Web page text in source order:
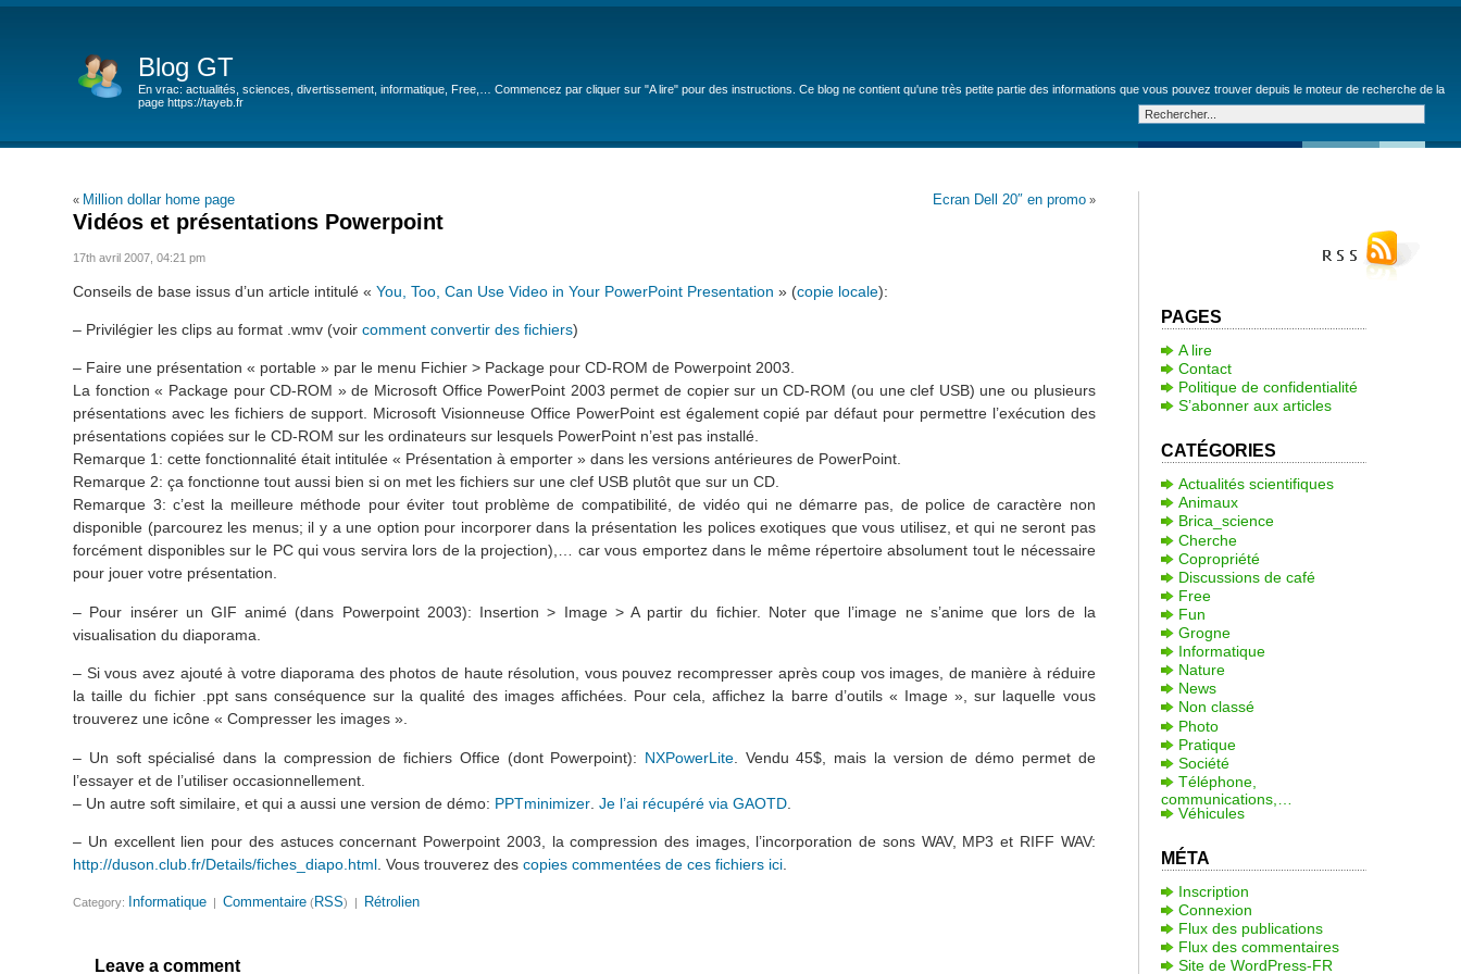
Blog GT
En vrac: actualités, sciences, divertissement, informatique, Free,… Commencez par cliquer sur "A lire" pour des instructions. Ce blog ne contient qu'une très petite partie des informations que vous pouvez trouver depuis le moteur de recherche de la
page https://tayeb.fr
« Million dollar home page Ecran Dell 20″ en promo»
Vidéos et présentations Powerpoint
17th avril 2007, 04:21 pm
Conseils de base issus d’un article intitulé «You, Too, Can Use Video in Your PowerPoint Presentation » (copie locale):
– Privilégier les clips au format .wmv (voircomment convertir des fichiers)
– Faire une présentation « portable » par le menu Fichier > Package pour CD-ROM de Powerpoint 2003.
La fonction « Package pour CD-ROM » de Microsoft Office PowerPoint 2003 permet de copier sur un CD-ROM (ou une clef USB) une ou plusieurs
présentations avec les fichiers de support. Microsoft Visionneuse Office PowerPoint est également copié par défaut pour permettre l’exécution des
présentations copiées sur le CD-ROM sur les ordinateurs sur lesquels PowerPoint n’est pas installé.
Remarque 1: cette fonctionnalité était intitulée « Présentation à emporter » dans les versions antérieures de PowerPoint.
Remarque 2: ça fonctionne tout aussi bien si on met les fichiers sur une clef USB plutôt que sur un CD.
Remarque 3: c’est la meilleure méthode pour éviter tout problème de compatibilité, de vidéo qui ne démarre pas, de police de caractère non
disponible (parcourez les menus; il y a une option pour incorporer dans la présentation les polices exotiques que vous utilisez, et qui ne seront pas
forcément disponibles sur le PC qui vous servira lors de la projection),… car vous emportez dans le même répertoire absolument tout le nécessaire
pour jouer votre présentation.
– Pour insérer un GIF animé (dans Powerpoint 2003): Insertion > Image > A partir du fichier. Noter que l’image ne s’anime que lors de la
visualisation du diaporama.
– Si vous avez ajouté à votre diaporama des photos de haute résolution, vous pouvez recompresser après coup vos images, de manière à réduire
la taille du fichier .ppt sans conséquence sur la qualité des images affichées. Pour cela, affichez la barre d’outils « Image », sur laquelle vous
trouverez une icône « Compresser les images ».
– Un soft spécialisé dans la compression de fichiers Office (dont Powerpoint): NXPowerLite . Vendu 45$, mais la version de démo permet de
l’essayer et de l’utiliser occasionnellement.
– Un autre soft similaire, et qui a aussi une version de démo: PPTminimizer .Je l’ai récupéré via GAOTD
– Un excellent lien pour des astuces concernant Powerpoint 2003, la compression des images, l’incorporation de sons WAV, MP3 et RIFF WAV:
http://duson.club.fr/Details/fiches_diapo.html . Vous trouverez descopies commentées de ces fichiers ici
Category: Informatique |Commentaire (RSS) | Rétrolien
Leave a comment
PAGES
A lire
Contact
Politique de confidentialité
S’abonner aux articles
CATÉGORIES
Actualités scientifiques
Animaux
Brica_science
Cherche
Copropriété
Discussions de café
Free
Fun
Grogne
Informatique
Nature
News
Non classé
Photo
Pratique
Société
Téléphone,
communications,…
Véhicules
MÉTA
Inscription
Connexion
Flux des publications
Flux des commentaires
Site de WordPress-FR